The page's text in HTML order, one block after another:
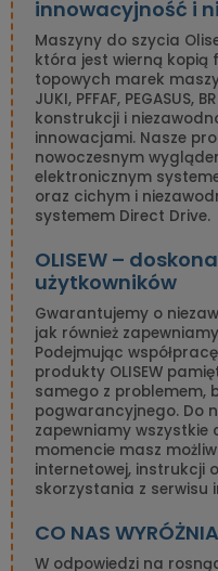
innowacyjność i
Maszyny do szycia
która jest wierną
topowych marek
JUKI, PFFAF, PEGASUS,
konstrukcji i
innowacjami. Nasze
nowoczesnym
elektronicznym
oraz cichym i
systemem Direct Drive.
OLISEW –
użytkowników
Gwarantujemy o
jak również
Podejmując
produkty OLISEW
samego z problemem,
pogwarancyjnego. Do
zapewniamy wszystkie
momencie masz
internetowej, instrukcji
skorzystania z serwisu
CO NAS
W odpowiedzi na